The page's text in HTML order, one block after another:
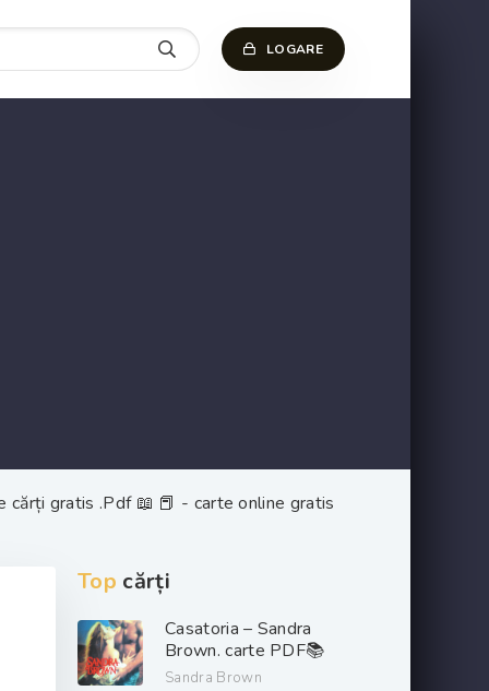
LOGARE
cărți gratis .Pdf 📖 📕 - carte online gratis
Top cărți
Casatoria – Sandra
Brown. carte PDF📚
Sandra Brown